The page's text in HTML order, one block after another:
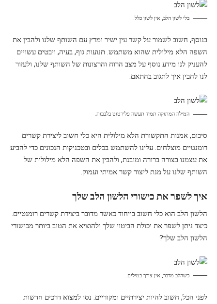
בלי לשון הלב, אין לשון כלל.
בנוסף, חשוב לשמור על קשר עין ישיר ומרץ עם השותף שלנו ולהבין את
השפה הלא מילולית שהוא משתמש. תנועות גוף, בעיה, ויבטים עשויים
להעניק לנו מידע נוסף על מצב הרוח והרצונות של השותף שלנו, ולעזור
לנו להבין איך לתגוב בהתאם.
המילה המתוקה תמיד תעשה פלירטוט בלבבות.
סיכום, אמנות התקשורת הלא מילולית היא כלי חשוב ליצירת קשרים
רומנטיים מוצלחים. עלינו להשתמש בכלים ובטכניקות הנכונים כדי להביע
את עצמנו בצורה ברורה ומובנת, ולהבין את השפה הלא מילולית של
השותף שלנו על מנת ליצור קשר אמיתי ועמוק.
איך לשפר את כישורי הלשון הלב שלך
הלשון הלב הוא כלי חשוב בייחוד כאשר מדובר ביצירת קשרים רומנטיים.
כיצד ניתן לשפר את יכולת הביטוי שלך ולהוציא את הטוב ביותר מכישורי
הלשון הלב שלך?
כשהלב מדבר, אין צורך במילים.
לפני הכל, חשוב להיות יצירתיים ומקוריים. נסו למצוא דרכים חדשות